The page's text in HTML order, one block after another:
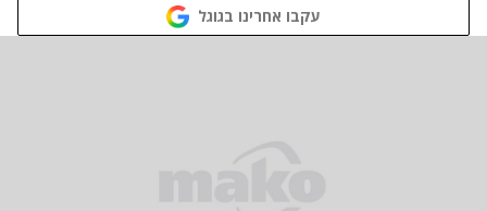
עקבו אחרינו בגוגל